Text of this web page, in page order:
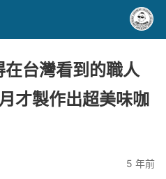
在台灣看到的職人
才製作出超美味咖
5 年前